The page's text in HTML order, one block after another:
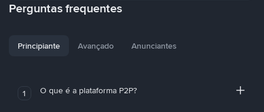
Perguntas frequentes
Principiante Avançado Anunciantes
1 O que é a plataforma P2P?